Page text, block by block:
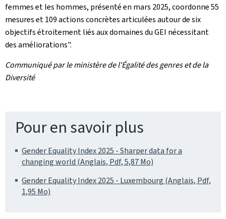
femmes et les hommes, présenté en mars 2025, coordonne 55
mesures et 109 actions concrètes articulées autour de six
objectifs étroitement liés aux domaines du GEI nécessitant
des améliorations".
Communiqué par le ministère de l'Égalité des genres et de la
Diversité
Pour en savoir plus
Gender Equality Index 2025 - Sharper data for a
changing world (Anglais, Pdf, 5,87 Mo)
Gender Equality Index 2025 - Luxembourg (Anglais, Pdf,
1,95 Mo)